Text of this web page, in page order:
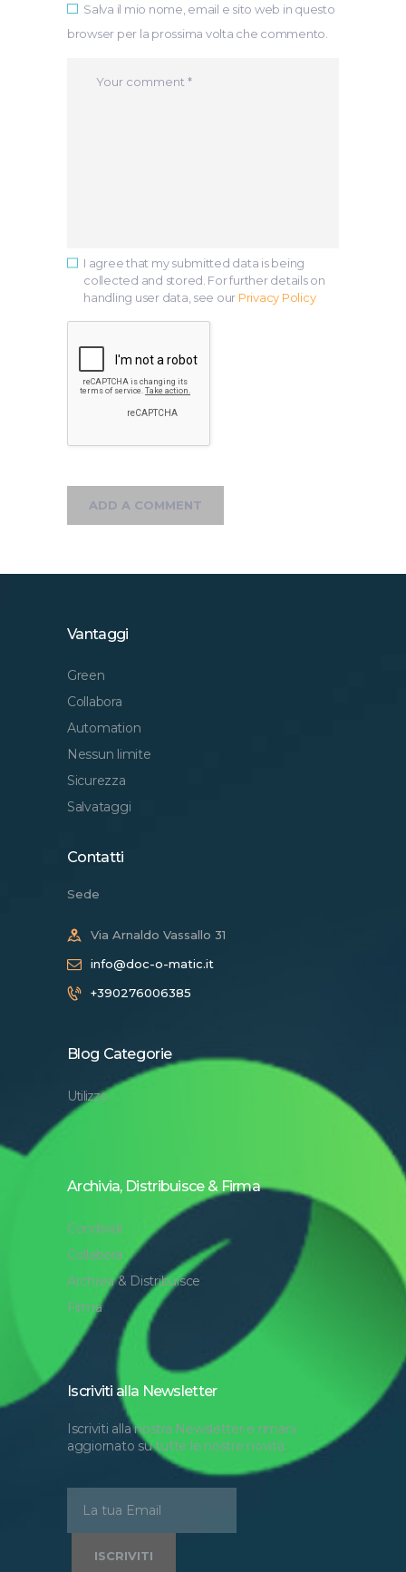
Salva il mio nome, email e sito web in questo
browser per la prossima volta che commento.
I agree that my submitted data is being
collected and stored. For further details on
handling user data, see our Privacy Policy
Vantaggi
Green
Collabora
Automation
Nessun limite
Sicurezza
Salvataggi
Contatti
Sede
Via Arnaldo Vassallo 31
info@doc-o-matic.it
+390276006385
Blog Categorie
Utilizzo
Archivia, Distribuisce & Firma
Condividi
Collabora
Archivia & Distribuisce
Firma
Iscriviti alla Newsletter
Iscriviti alla nostra Newsletter e rimani
aggiornato su tutte le nostre novità.